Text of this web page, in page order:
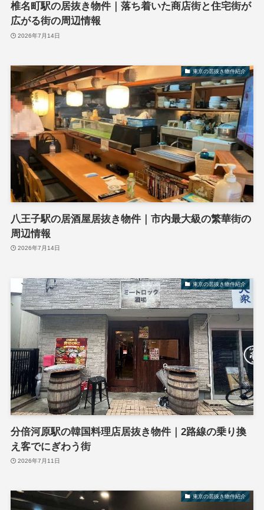
椎名町駅の居抜き物件｜落ち着いた商店街と住宅街が
広がる街の周辺情報
2026年7月14日
東京の居抜き物件紹介
八王子駅の居酒屋居抜き物件｜市内最大級の繁華街の
周辺情報
2026年7月14日
東京の居抜き物件紹介
分倍河原駅の韓国料理店居抜き物件｜2路線の乗り換
え客でにぎわう街
2026年7月11日
東京の居抜き物件紹介